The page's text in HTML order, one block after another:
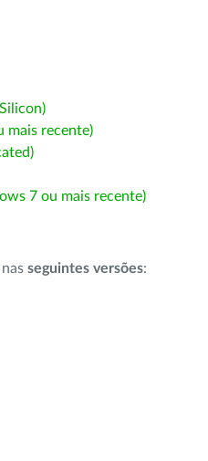
mais recente)
7 ou mais recente)
seguintes versões: